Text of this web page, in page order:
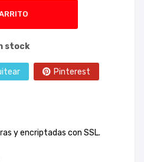
stock
Pinterest
y encriptadas con SSL.